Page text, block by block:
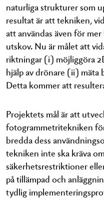
naturliga strukturer som
resultat är att tekniken,
att användas även för
utskov. Nu är målet att
riktningar (i) möjliggöra
hjälp av drönare (ii)
Detta kommer att
Projektets mål är att
fotogrammetritekniken
bredda dess
tekniken inte ska kräva
säkerhetsrestriktioner
på tillämpad och
tydlig